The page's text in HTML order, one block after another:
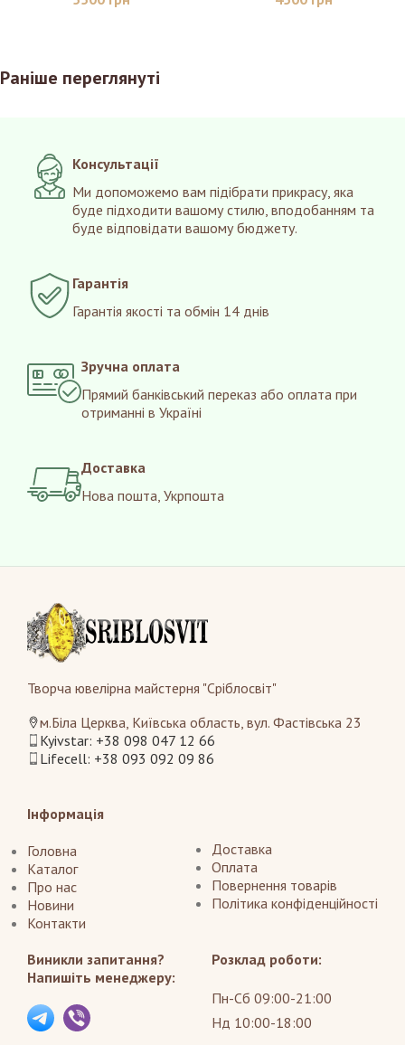
Раніше переглянуті
Консультації
Ми допоможемо вам підібрати прикрасу, яка
буде підходити вашому стилю, вподобанням та
буде відповідати вашому бюджету.
Гарантія
Гарантія якості та обмін 14 днів
Зручна оплата
Прямий банківський переказ або оплата при
отриманні в Україні
Доставка
Нова пошта, Укрпошта
Творча ювелірна майстерня "Сріблосвіт"
м.Біла Церква, Київська область, вул. Фастівська 23
Kyivstar: +38 098 047 12 66
Lifecell: +38 093 092 09 86
Інформація
Головна
Каталог
Про нас
Новини
Контакти
Доставка
Оплата
Повернення товарів
Політика конфіденційності
Виникли запитання?
Напишіть менеджеру:
Розклад роботи:
Пн-Сб 09:00-21:00
Нд 10:00-18:00